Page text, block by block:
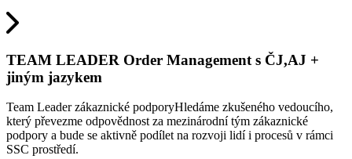
TEAM LEADER Order Management s ČJ,AJ +
jiným jazykem
Team Leader zákaznické podporyHledáme zkušeného vedoucího,
který převezme odpovědnost za mezinárodní tým zákaznické
podpory a bude se aktivně podílet na rozvoji lidí i procesů v rámci
SSC prostředí.